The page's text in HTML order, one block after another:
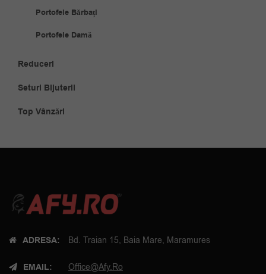
Portofele Bărbați
Portofele Damă
Reduceri
Seturi Bijuterii
Top Vânzări
ADRESA: Bd. Traian 15, Baia Mare, Maramures
EMAIL: Office@afy.ro